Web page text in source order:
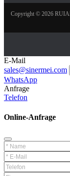
Copyright © 2026
E-Mail
sales@sinermei.com
WhatsApp
Anfrage
Telefon
Online-Anfrage